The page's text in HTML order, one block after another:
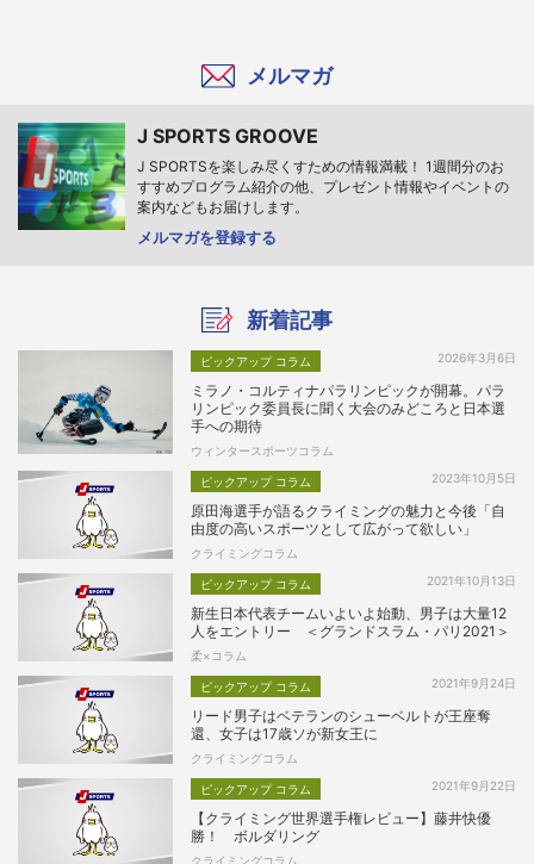
メルマガ
J SPORTS GROOVE
J SPORTSを楽しみ尽くすための情報満載！ 1週間分のお
すすめプログラム紹介の他、プレゼント情報やイベントの
案内などもお届けします。
メルマガを登録する
新着記事
ピックアップ コラム 2026年3月6日
ミラノ・コルティナパラリンピックが開幕。パラ
リンピック委員長に聞く大会のみどころと日本選
手への期待
ウィンタースポーツコラム
ピックアップ コラム 2023年10月5日
原田海選手が語るクライミングの魅力と今後「自
由度の高いスポーツとして広がって欲しい」
クライミングコラム
ピックアップ コラム 2021年10月13日
新生日本代表チームいよいよ始動、男子は大量12
人をエントリー ＜グランドスラム・パリ2021＞
柔×コラム
ピックアップ コラム 2021年9月24日
リード男子はベテランのシューベルトが王座奪
還、女子は17歳ソが新女王に
クライミングコラム
ピックアップ コラム 2021年9月22日
【クライミング世界選手権レビュー】藤井快優
勝！ ボルダリング
クライミングコラム